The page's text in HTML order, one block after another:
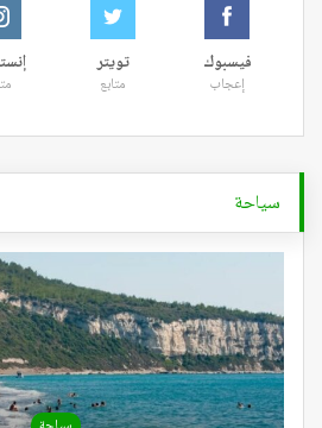
فيسبوك
إعجاب
تويتر
متابع
سياحة